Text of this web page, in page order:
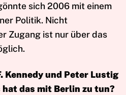
sich 2006 mit einem
Politik. Nicht
Zugang ist nur über das
Kennedy und Peter Lustig
hat das mit Berlin zu tun?